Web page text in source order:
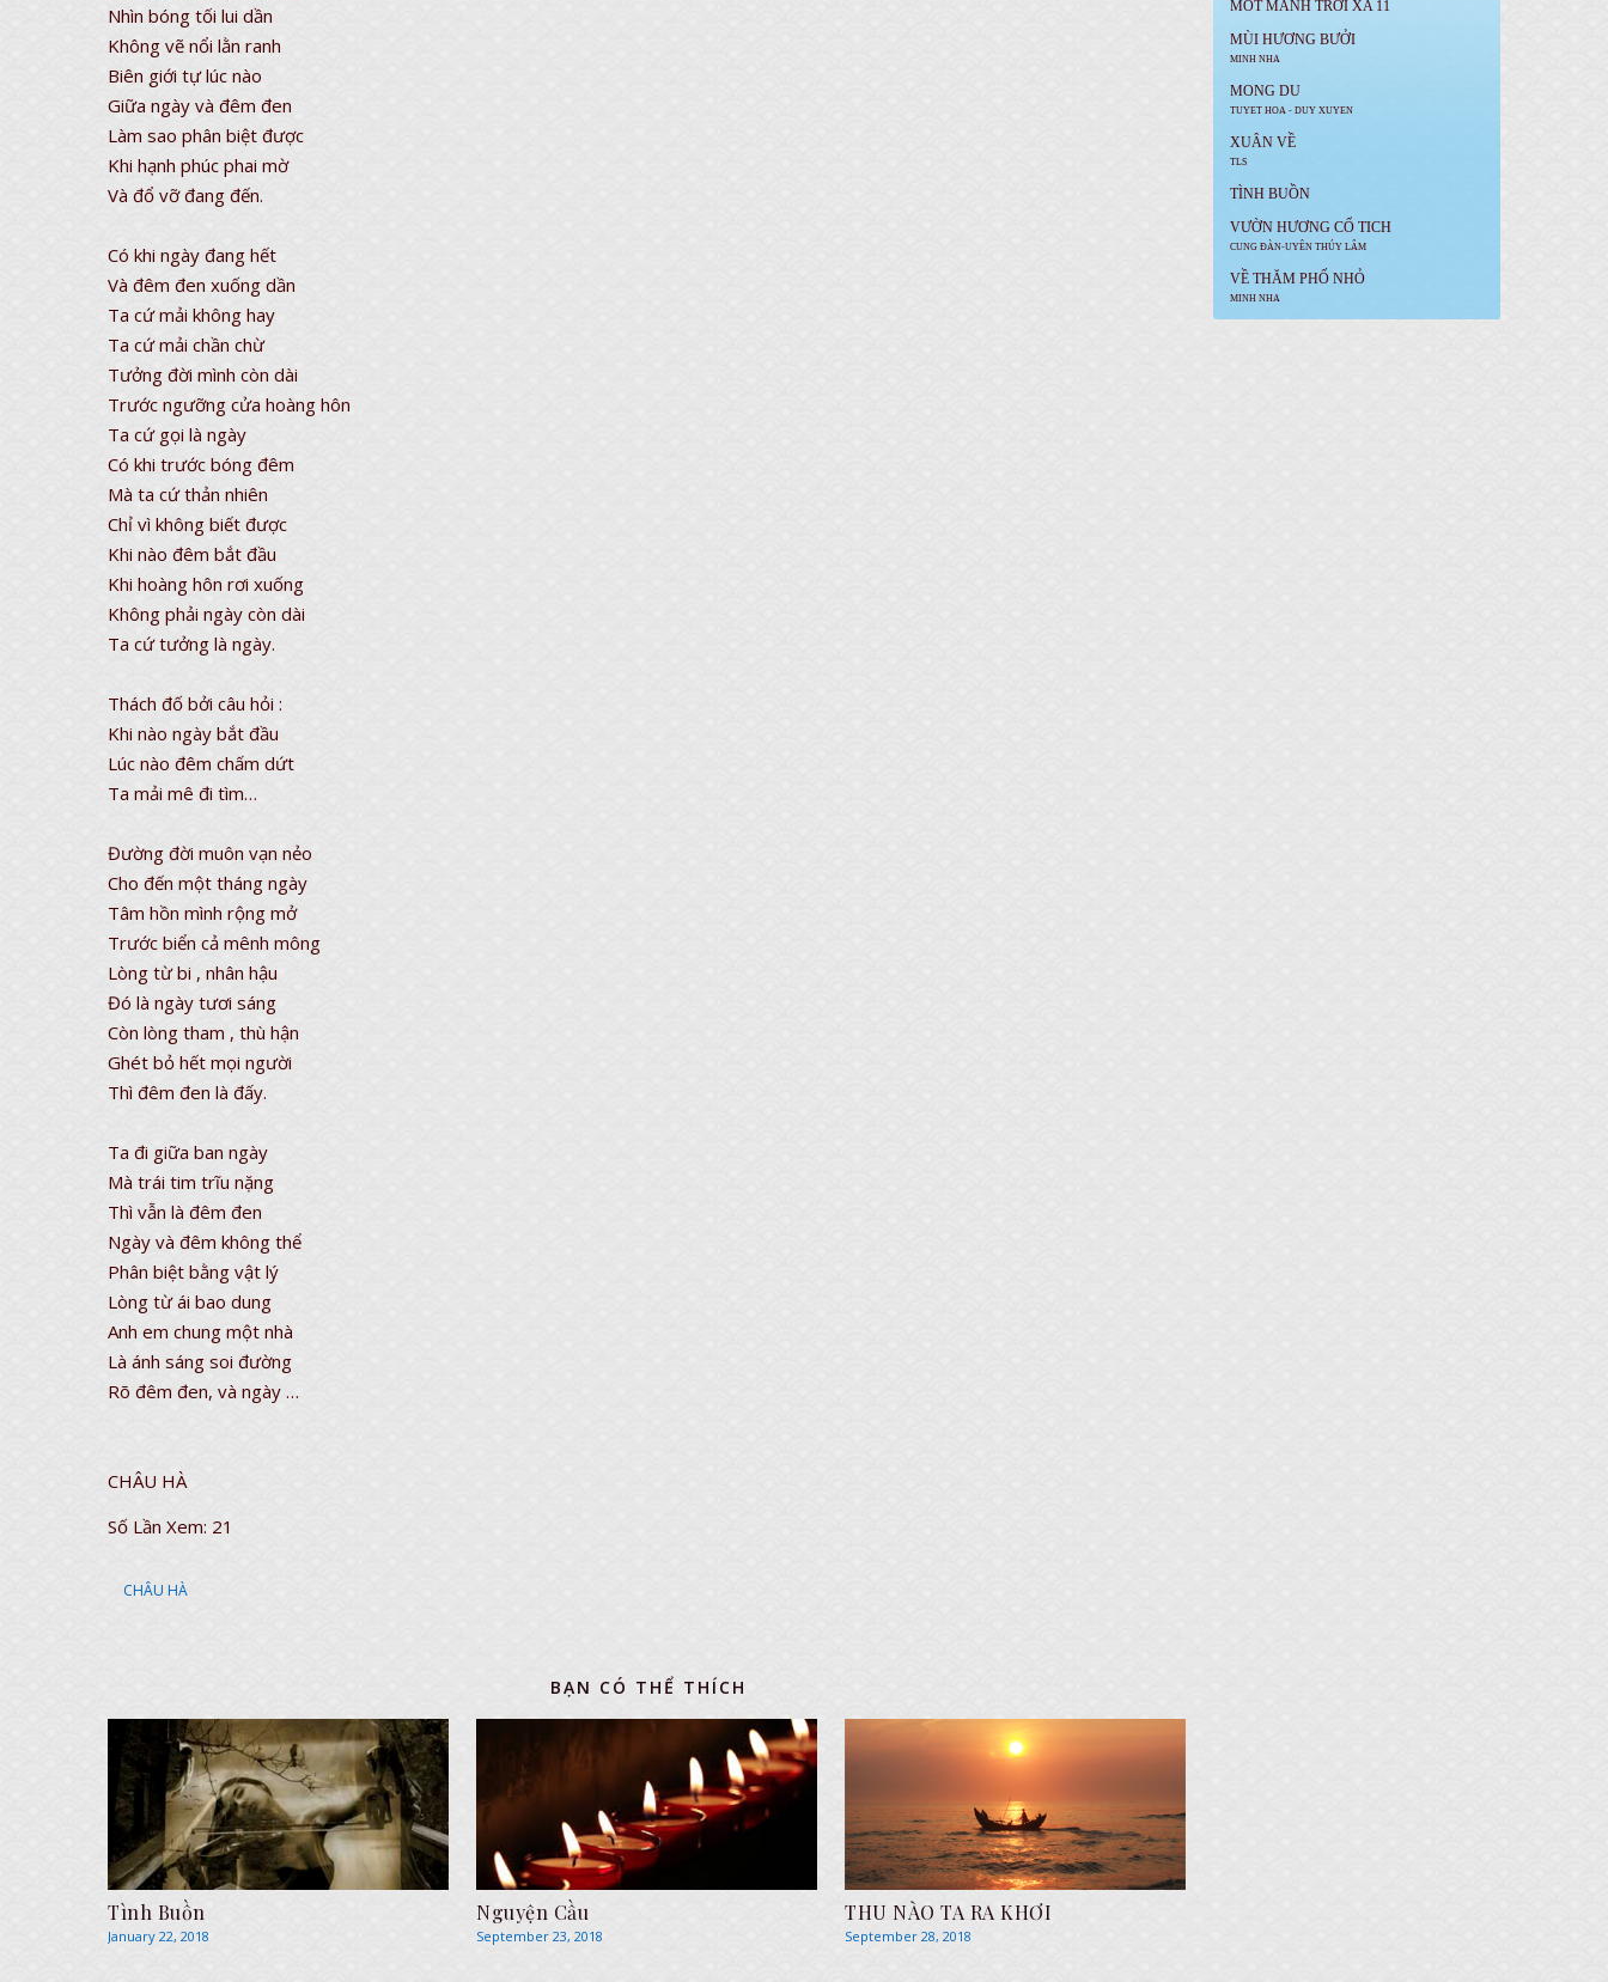
Nhìn bóng tối lui dần
Không vẽ nổi lằn ranh
Biên giới tự lúc nào
Giữa ngày và đêm đen
Làm sao phân biệt được
Khi hạnh phúc phai mờ
Và đổ vỡ đang đến.
Có khi ngày đang hết
Và đêm đen xuống dần
Ta cứ mải không hay
Ta cứ mải chần chừ
Tưởng đời mình còn dài
Trước ngưỡng cửa hoàng hôn
Ta cứ gọi là ngày
Có khi trước bóng đêm
Mà ta cứ thản nhiên
Chỉ vì không biết được
Khi nào đêm bắt đầu
Khi hoàng hôn rơi xuống
Không phải ngày còn dài
Ta cứ tưởng là ngày.
Thách đố bởi câu hỏi :
Khi nào ngày bắt đầu
Lúc nào đêm chấm dứt
Ta mải mê đi tìm…
Đường đời muôn vạn nẻo
Cho đến một tháng ngày
Tâm hồn mình rộng mở
Trước biển cả mênh mông
Lòng từ bi , nhân hậu
Đó là ngày tươi sáng
Còn lòng tham , thù hận
Ghét bỏ hết mọi người
Thì đêm đen là đấy.
Ta đi giữa ban ngày
Mà trái tim trĩu nặng
Thì vẫn là đêm đen
Ngày và đêm không thể
Phân biệt bằng vật lý
Lòng từ ái bao dung
Anh em chung một nhà
Là ánh sáng soi đường
Rõ đêm đen, và ngày …
CHÂU HÀ
Số Lần Xem: 21
CHÂU HÀ
BẠN CÓ THỂ THÍCH
Tình Buồn
January 22, 2018
Nguyện Cầu
September 23, 2018
THU NÀO TA RA KHƠI
September 28, 2018
MÔT MẢNH TRỜI XA 11
MÙI HƯƠNG BƯỞI
MINH NHA
MONG DU
TUYET HOA - DUY XUYEN
XUÂN VỀ
TLS
TÌNH BUỒN
VƯỜN HƯƠNG CỔ TICH
CUNG ĐÀN-UYÊN THÚY LÂM
VỀ THĂM PHỐ NHỎ
MINH NHA